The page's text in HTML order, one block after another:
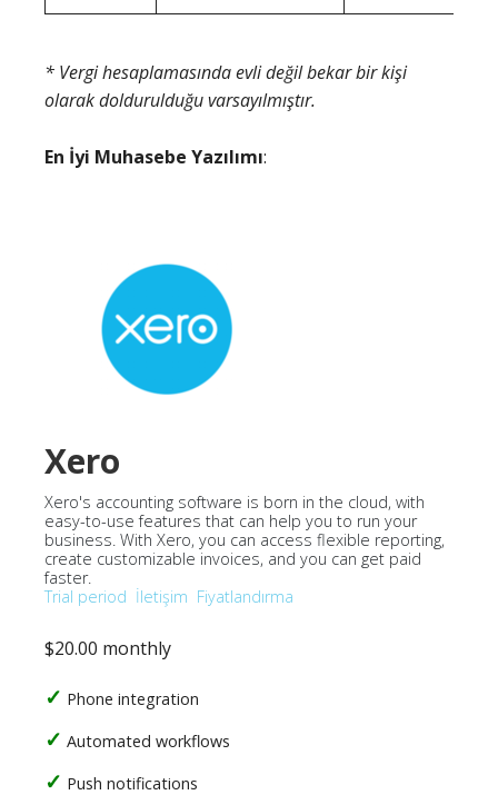
* Vergi hesaplamasında evli değil bekar bir kişi
olarak doldurulduğu varsayılmıştır.
En İyi Muhasebe Yazılımı:
Xero
Xero's accounting software is born in the cloud, with
easy-to-use features that can help you to run your
business. With Xero, you can access flexible reporting,
create customizable invoices, and you can get paid
faster.
Trial period İletişim Fiyatlandırma
$20.00 monthly
Phone integration
Automated workflows
Push notifications